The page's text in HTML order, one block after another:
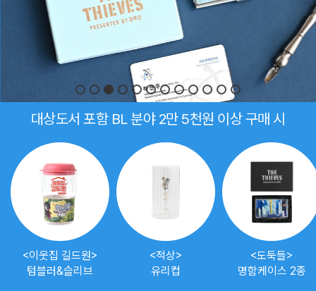
대상도서 포함 BL 분야 2만 5천원 이상 구매 시
<이웃집 길드원>
텀블러&슬리브
<적상>
유리컵
<도둑들>
명함케이스 2종